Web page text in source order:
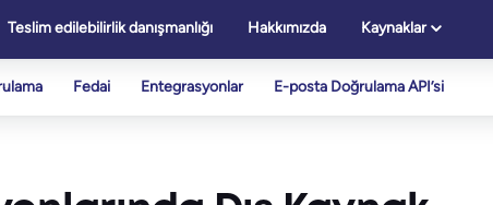
Teslim edilebilirlik danışmanlığı Hakkımızda Kaynaklar
Fedai Entegrasyonlar E-posta Doğrulama API’si